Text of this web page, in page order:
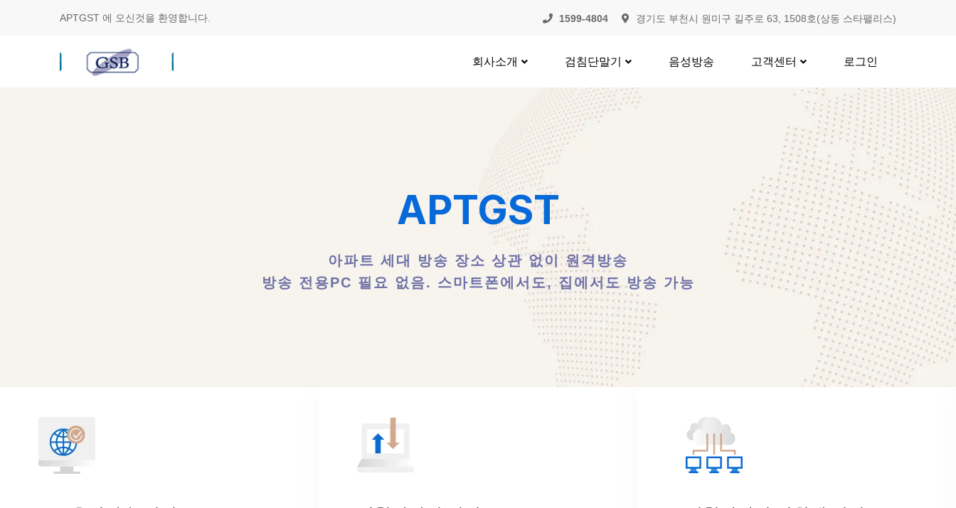
APTGST 에 오신것을 환영합니다. 1599-4804 경기도 부천시 원미구 길주로 63, 1508호(상동 스타팰리스)
회사소개 검침단말기 음성방송 고객센터 로그인
APTGST
아파트 세대 방송 장소 상관 없이 원격방송
방송 전용PC 필요 없음. 스마트폰에서도, 집에서도 방송 가능